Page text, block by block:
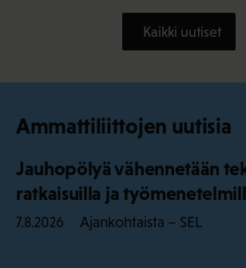
Kaikki uutiset
Ammattiliittojen uutisia
Jauhopölyä vähennetään
ratkaisuilla ja
7.8.2026 Ajankohtaista – SEL